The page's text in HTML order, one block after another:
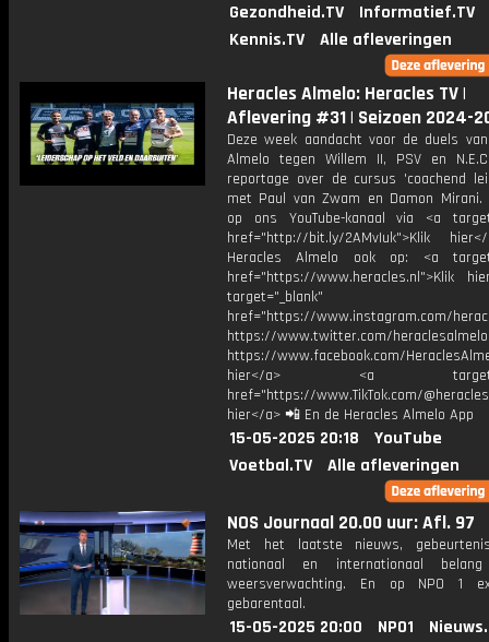
Gezondheid.TV
Informatief.TV
Kennis.TV
Alle afleveringen
Heracles Almelo: Heracles TV |
Aflevering #31 | Seizoen 2024-
Deze week aandacht voor de duels
Almelo tegen Willem II, PSV en
reportage over de cursus 'coachend
met Paul van Zwam en Damon Mirani.
op ons YouTube-kanaal via <a
href="http://bit.ly/2AMvIuk">Klik
Heracles Almelo ook op: <a
href="https://www.heracles.nl">Klik
target="_blank"
href="https://www.instagram.com/
https://www.twitter.com/heraclesalmelo
https://www.facebook.com/
hier</a> <a
href="https://www.TikTok.com/
hier</a> 📲 En de Heracles Almelo App
15-05-2025 20:18
YouTube
Voetbal.TV
Alle afleveringen
NOS Journaal 20.00 uur: Afl. 97
Met het laatste nieuws,
nationaal en internationaal
weersverwachting. En op NPO 1
gebarentaal.
15-05-2025 20:00 NPO1